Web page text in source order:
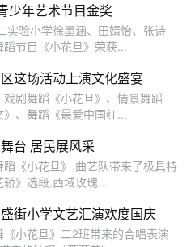
少年艺术节目金奖
实验小学徐墨涵、田婧怡、张诗
节目《小花旦》荣获...
这场活动上演文化盛宴
剧舞蹈《小花旦》、情景舞蹈
》、舞蹈《最爱中国红...
台 居民展风采
《小花旦》,曲艺队带来了极具特
》选段,西域玫瑰...
街小学文艺汇演欢度国庆
小花旦》二2班带来的合唱表演